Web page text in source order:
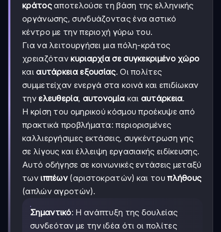
κράτοςαποτελούσε τη βάση της ελληνικής
οργάνωσης, συνδυάζοντας ένα αστικό
κέντρο με την περιοχή γύρω του.
Για να λειτουργήσει μια πόλη-κράτος
χρειαζότανκυριαρχία σε συγκεκριμένο χώρο
καιαυτάρκεια εξουσίας. Οι πολίτες
συμμετείχαν ενεργά στα κοινά και επιδίωκαν
τηνελευθερία, αυτονομία και αυτάρκεια.
Η κρίση του ομηρικού κόσμου προέκυψε από
πρακτικά προβλήματα: περιορισμένες
καλλιεργήσιμες εκτάσεις, συγκέντρωση γης
σε λίγους και έλλειψη εργασιακής ειδίκευσης.
Αυτό οδήγησε σε κοινωνικές εντάσεις μεταξύ
τωνιππέων(αριστοκρατών) και τουπλήθους
(απλών αγροτών).
Σημαντικό: Η ανάπτυξη της δουλείας
συνδεόταν με την ιδέα ότι οι πολίτες